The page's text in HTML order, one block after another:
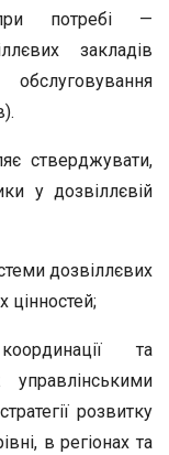
при потребі —
закладів
стверджувати,
у дозвіллєвій
дозвіллєвих
цінностей;
та
розвитку
в регіонах та